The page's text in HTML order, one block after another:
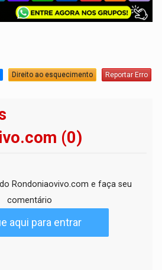
Direito ao esquecimento Reportar Erro
(0)
Rondoniaovivo.com e faça seu
comentário
aqui para entrar